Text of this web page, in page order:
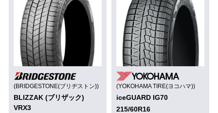
(BRIDGESTONE(ブリヂストン))
BLIZZAK (ブリザック)
VRX3
(YOKOHAMA TIRE(ヨコハマ))
iceGUARD IG70
215/60R16